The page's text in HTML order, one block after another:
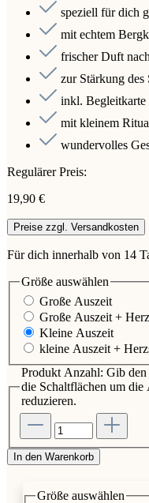
speziell für dich
mit echtem
frischer Duft
zur Stärkung des
inkl. Begleitkarte
mit kleinem
wundervolles
Regulärer Preis:
19,90 €
Preise zzgl. Versandkosten
Für dich innerhalb von 14
Größe auswählen
Große Auszeit
Große Auszeit +
Kleine Auszeit
kleine Auszeit +
Produkt Anzahl: Gib den
die Schaltflächen um die
reduzieren.
In den Warenkorb
Größe auswählen